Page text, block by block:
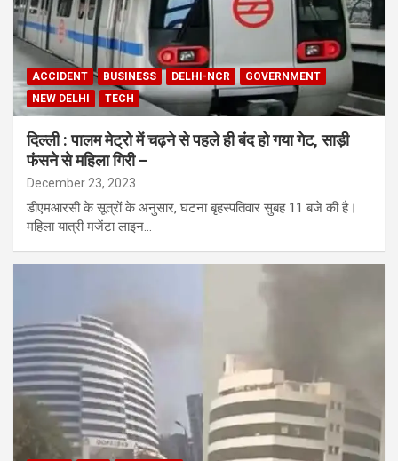
ACCIDENT BUSINESS DELHI-NCR
GOVERNMENT
NEW DELHI
TECH
दिल्ली : पालम मेट्रो में चढ़ने से पहले ही बंद हो गया गेट, साड़ी
फंसने से महिला गिरी –
December 23, 2023
डीएमआरसी के सूत्रों के अनुसार, घटना बृहस्पतिवार सुबह 11 बजे की है।
महिला यात्री मजेंटा लाइन…